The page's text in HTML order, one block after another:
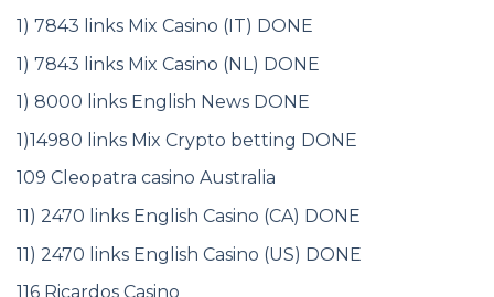
1) 7843 links Mix Casino (IT) DONE
1) 7843 links Mix Casino (NL) DONE
1) 8000 links English News DONE
1)14980 links Mix Crypto betting DONE
109 Cleopatra casino Australia
11) 2470 links English Casino (CA) DONE
11) 2470 links English Casino (US) DONE
116 Ricardos Casino